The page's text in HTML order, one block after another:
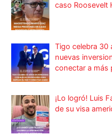
caso Roosevelt
Tigo celebra 30
nuevas
conectar a más
¡Lo logró! Luis
de su visa